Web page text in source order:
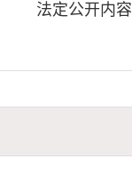
法定公开内容